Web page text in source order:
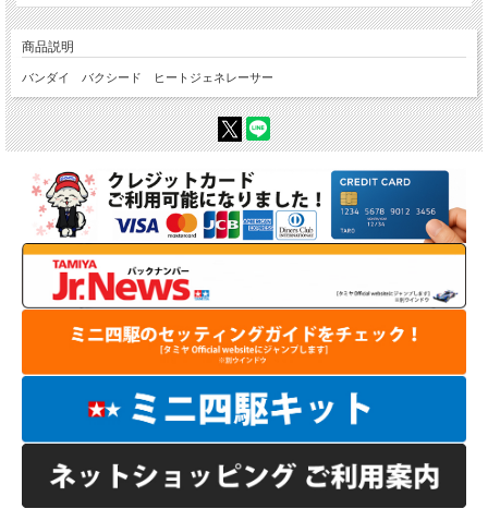
商品説明
バンダイ バクシード ヒートジェネレーサー